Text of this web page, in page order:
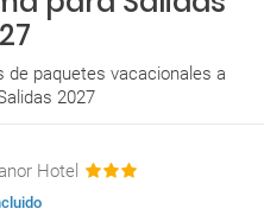
paquetes vacacionales a
2027
Hotel